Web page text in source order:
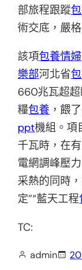
部旅程跟蹤
術交底，嚴
該項包養情婦
樂部河北省
660兆瓦超
糧包養 ，餵
ppt機組。項
千瓦時，在
電網調峰壓
采熱的同時
定”“藍天工程
TC:
admin